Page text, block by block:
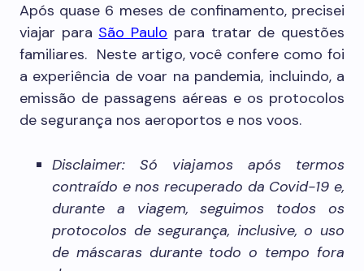
Após quase 6 meses de confinamento, precisei
viajar para São Paulo para tratar de questões
familiares. Neste artigo, você confere como foi
a experiência de voar na pandemia, incluindo, a
emissão de passagens aéreas e os protocolos
de segurança nos aeroportos e nos voos.
Disclaimer: Só viajamos após termos
contraído e nos recuperado da Covid-19 e,
durante a viagem, seguimos todos os
protocolos de segurança, inclusive, o uso
de máscaras durante todo o tempo fora